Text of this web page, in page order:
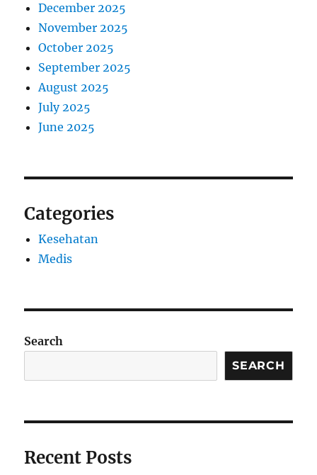
December 2025
November 2025
October 2025
September 2025
August 2025
July 2025
June 2025
Categories
Kesehatan
Medis
Search
SEARCH
Recent Posts